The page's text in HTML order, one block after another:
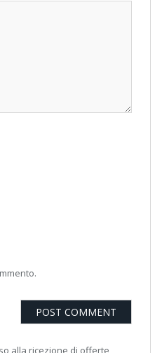
alla ricezione di offerte